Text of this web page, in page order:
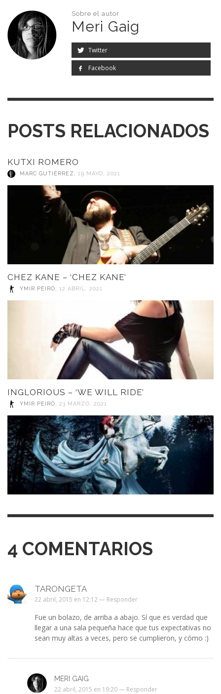
Sobre el autor
Meri Gaig
Twitter
Facebook
POSTS RELACIONADOS
KUTXI ROMERO
MARC GUTIÉRREZ , 19 MAYO, 2021
CHEZ KANE – ‘CHEZ KANE’
YMIR PEIRÓ, 12 ABRIL, 2021
INGLORIOUS – ‘WE WILL RIDE’
YMIR PEIRÓ, 23 MARZO, 2021
4 COMENTARIOS
TARONGETA
22 abril, 2015 en 12:12 — Responder
Fue un bolazo, de arriba a abajo. Sí que es verdad que
llegar a una sala pequeña hace que tus expectativas no
sean muy altas a veces, pero se cumplieron, y cómo :)
MERI GAIG
22 abril, 2015 en 19:20 — Responder